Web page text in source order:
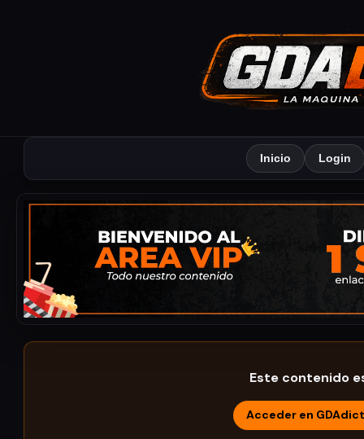
Inicio Login
Este contenido
Acceder en